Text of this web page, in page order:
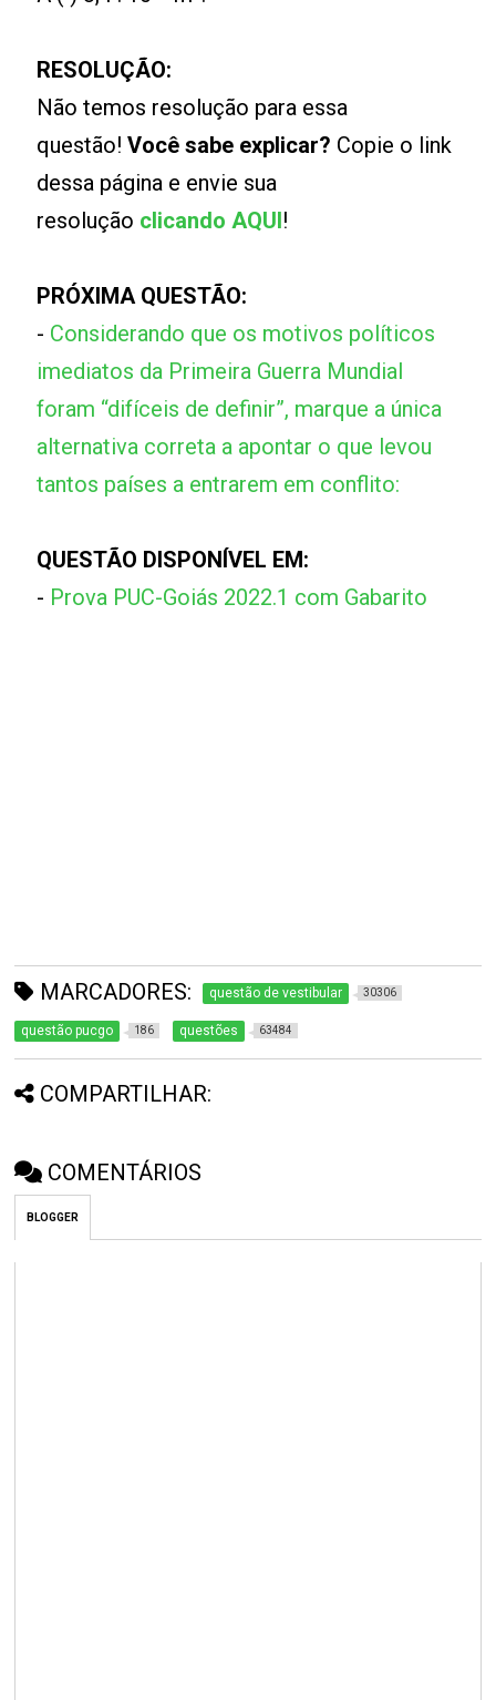
RESOLUÇÃO:
Não temos resolução para essa
questão!Você sabe explicar? Copie o link
dessa página e envie sua
resolução clicando AQUI!
PRÓXIMA QUESTÃO:
- Considerando que os motivos políticos
imediatos da Primeira Guerra Mundial
foram “difíceis de definir”, marque a única
alternativa correta a apontar o que levou
tantos países a entrarem em conflito:
QUESTÃO DISPONÍVEL EM:
- Prova PUC-Goiás 2022.1 com Gabarito
MARCADORES: questão de vestibular 30306
questão pucgo 186 questões 63484
COMPARTILHAR:
COMENTÁRIOS
BLOGGER